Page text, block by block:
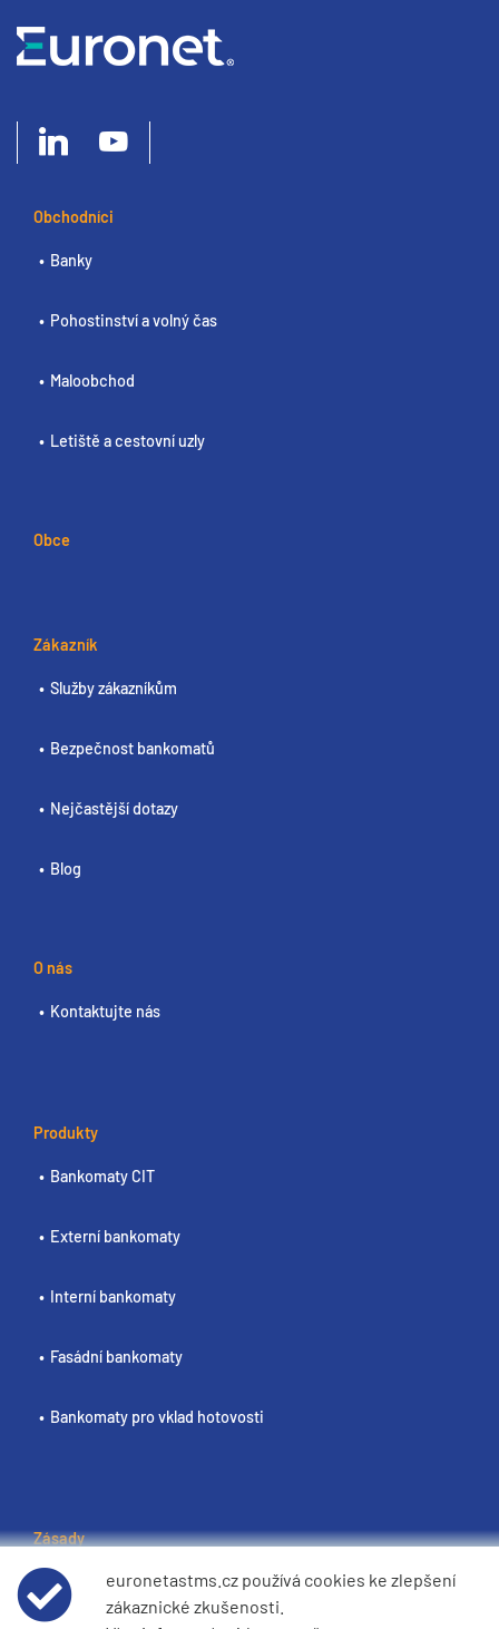
Obchodníci
Banky
Pohostinství a volný čas
Maloobchod
Letiště a cestovní uzly
Obce
Zákazník
Služby zákazníkům
Bezpečnost bankomatů
Nejčastější dotazy
Blog
O nás
Kontaktujte nás
Produkty
Bankomaty CIT
Externí bankomaty
Interní bankomaty
Fasádní bankomaty
Bankomaty pro vklad hotovosti
Zásady
Podmínky používání webových stránek
euronetastms.cz používá cookies ke zlepšení
zákaznické zkušenosti.